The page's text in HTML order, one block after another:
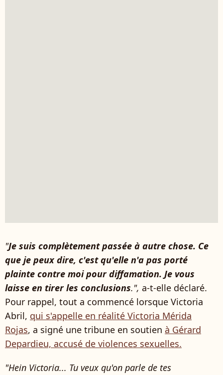
"Je suis complètement passée à autre chose. Ce
que je peux dire, c'est qu'elle n'a pas porté
plainte contre moi pour diffamation. Je vous
laisse en tirer les conclusions.", a-t-elle déclaré.
Pour rappel, tout a commencé lorsque Victoria
Abril, qui s'appelle en réalité Victoria Mérida
Rojas, a signé une tribune en soutien à Gérard
Depardieu, accusé de violences sexuelles.
"Hein Victoria... Tu veux qu'on parle de tes